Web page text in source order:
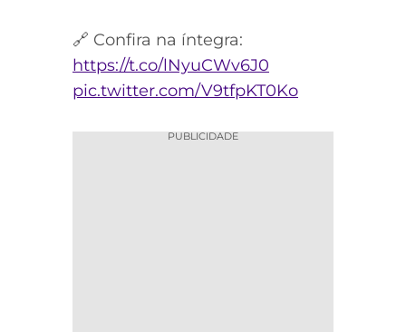
🔗 Confira na íntegra:
https://t.co/lNyuCWv6J0
pic.twitter.com/V9tfpKT0Ko
PUBLICIDADE